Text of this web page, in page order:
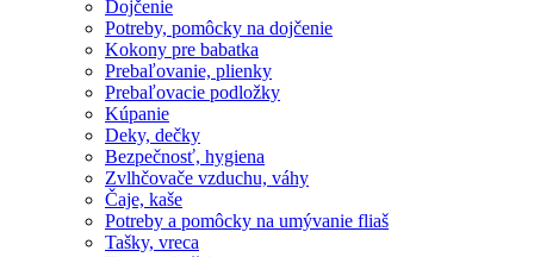
Dojčenie
Potreby, pomôcky na dojčenie
Kokony pre babatka
Prebaľovanie, plienky
Prebaľovacie podložky
Kúpanie
Deky, dečky
Bezpečnosť, hygiena
Zvlhčovače vzduchu, váhy
Čaje, kaše
Potreby a pomôcky na umývanie fliaš
Tašky, vreca